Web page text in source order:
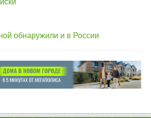
обнаружили и в России